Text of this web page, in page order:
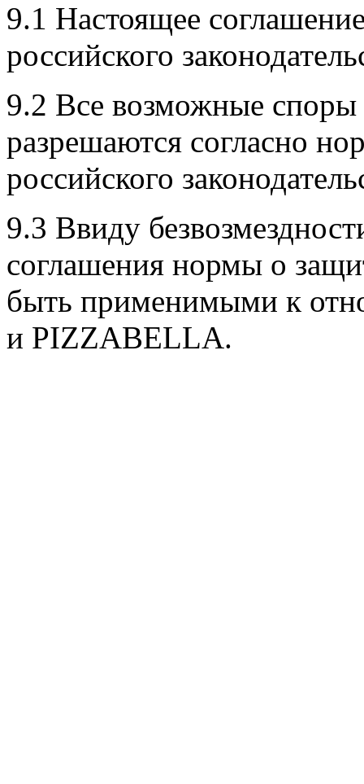
9.1 Настоящее
российского
9.2 Все возможные споры
разрешаются согласно
российского
9.3 Ввиду
соглашения нормы о
быть применимыми к
и PIZZABELLA.